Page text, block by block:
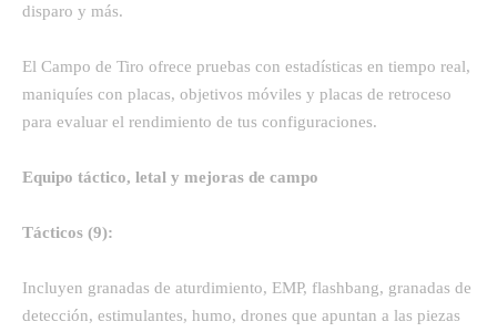
disparo y más.
El Campo de Tiro ofrece pruebas con estadísticas en tiempo real,
maniquíes con placas, objetivos móviles y placas de retroceso
para evaluar el rendimiento de tus configuraciones.
Equipo táctico, letal y mejoras de campo
Tácticos (9):
Incluyen granadas de aturdimiento, EMP, flashbang, granadas de
detección, estimulantes, humo, drones que apuntan a las piezas